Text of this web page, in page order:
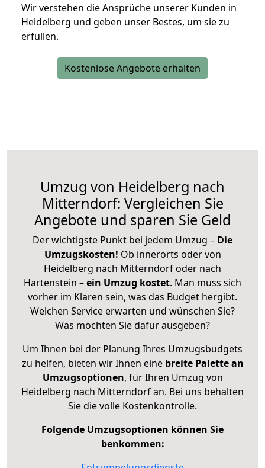
Wir verstehen die Ansprüche unserer Kunden in
Heidelberg und geben unser Bestes, um sie zu
erfüllen.
Kostenlose Angebote erhalten
Umzug von Heidelberg nach
Mitterndorf: Vergleichen Sie
Angebote und sparen Sie Geld
Der wichtigste Punkt bei jedem Umzug – Die
Umzugskosten! Ob innerorts oder von
Heidelberg nach Mitterndorf oder nach
Hartenstein –ein Umzug kostet. Man muss sich
vorher im Klaren sein, was das Budget hergibt.
Welchen Service erwarten und wünschen Sie?
Was möchten Sie dafür ausgeben?
Um Ihnen bei der Planung Ihres Umzugsbudgets
zu helfen, bieten wir Ihnen eine breite Palette an
Umzugsoptionen, für Ihren Umzug von
Heidelberg nach Mitterndorf an. Bei uns behalten
Sie die volle Kostenkontrolle.
Folgende Umzugsoptionen können Sie
benkommen: